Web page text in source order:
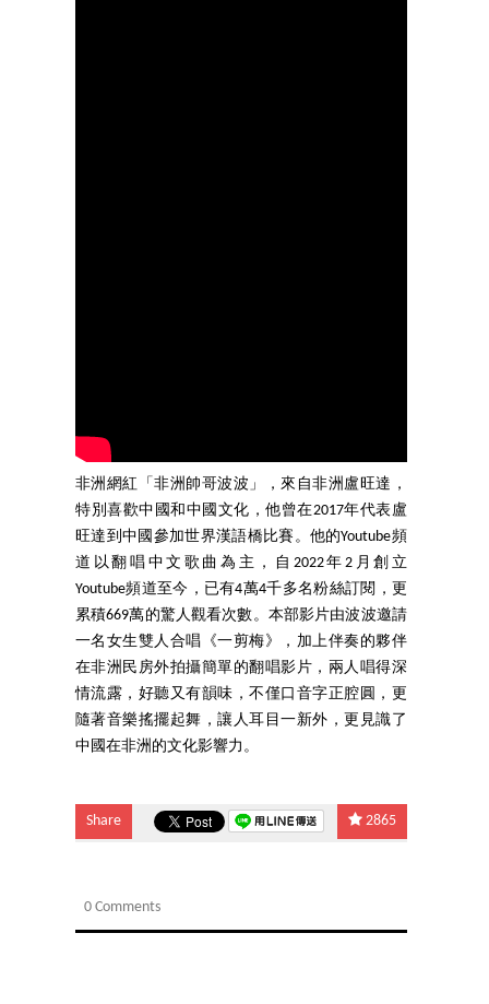
非洲網紅「非洲帥哥波波」，來自非洲盧旺達，
特別喜歡中國和中國文化，他曾在2017年代表盧
旺達到中國參加世界漢語橋比賽。他的Youtube頻
道以翻唱中文歌曲為主，自2022年2月創立
Youtube頻道至今，已有4萬4千多名粉絲訂閱，更
累積669萬的驚人觀看次數。本部影片由波波邀請
一名女生雙人合唱《一剪梅》，加上伴奏的夥伴
在非洲民房外拍攝簡單的翻唱影片，兩人唱得深
情流露，好聽又有韻味，不僅口音字正腔圓，更
隨著音樂搖擺起舞，讓人耳目一新外，更見識了
中國在非洲的文化影響力。
Share 2865
0 Comments